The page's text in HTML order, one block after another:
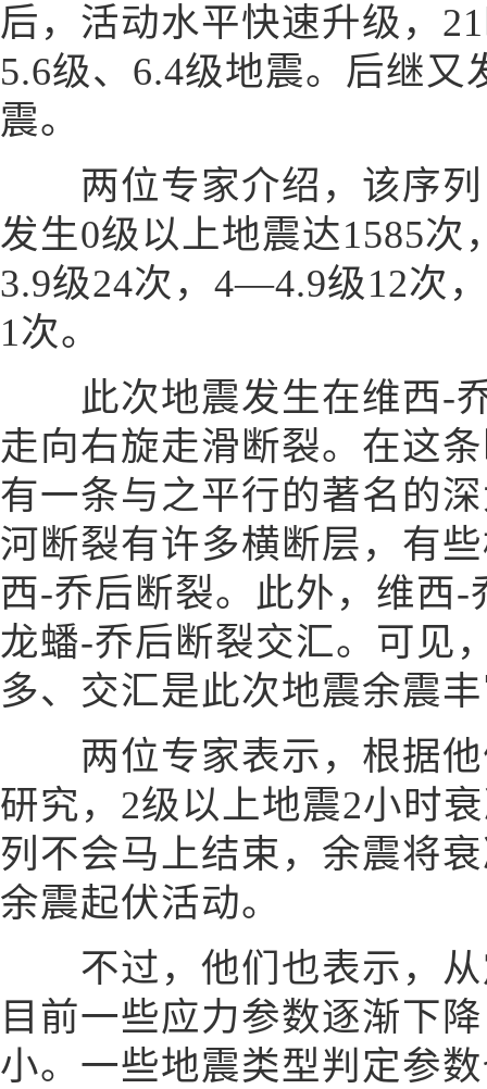
后，活动水平快速升级，
5.6级、6.4级地震。后继又
震。
两位专家介绍，该序列
发生0级以上地震达1585
3.9级24次，4—4.9级12次
1次。
此次地震发生在维西-乔
走向右旋走滑断裂。在这
有一条与之平行的著名的
河断裂有许多横断层，有
西-乔后断裂。此外，维西
龙蟠-乔后断裂交汇。可见
多、交汇是此次地震余震
两位专家表示，根据他
研究，2级以上地震2小时
列不会马上结束，余震将
余震起伏活动。
不过，他们也表示，从
目前一些应力参数逐渐下
小。一些地震类型判定参